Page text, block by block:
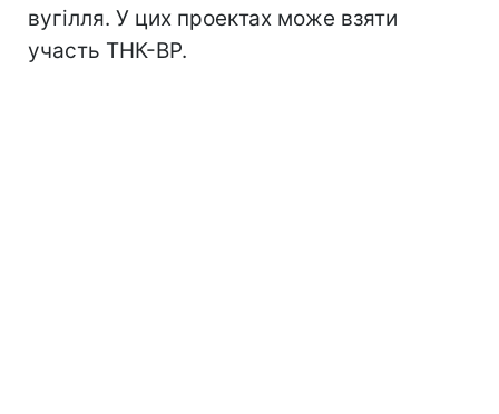
вугілля. У цих проектах може взяти
участь ТНК-ВР.